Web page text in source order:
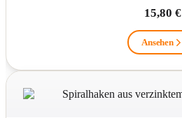
15,80 €
Ansehen